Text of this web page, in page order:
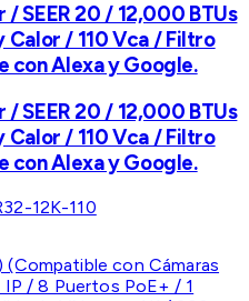
SEER 20 / 12,000 BTUs
Calor / 110 Vca / Filtro
con Alexa y Google.
SEER 20 / 12,000 BTUs
Calor / 110 Vca / Filtro
con Alexa y Google.
12K-110